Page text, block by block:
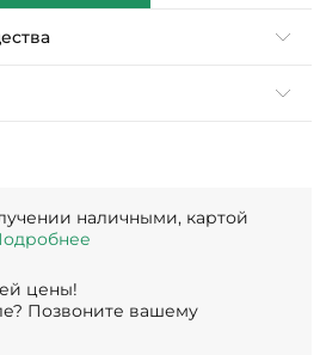
наличными, картой
цены!
Позвоните вашему